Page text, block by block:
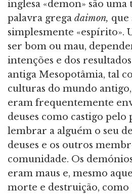
inglesa «demon» são uma
palavra grega daimon, que
simplesmente «espírito».
ser bom ou mau,
intenções e dos
antiga Mesopotâmia, tal
culturas do mundo
eram frequentemente
deuses como castigo pelo
lembrar a alguém o seu
deuses e os outros
comunidade. Os
eram maus e, mesmo
morte e destruição, como